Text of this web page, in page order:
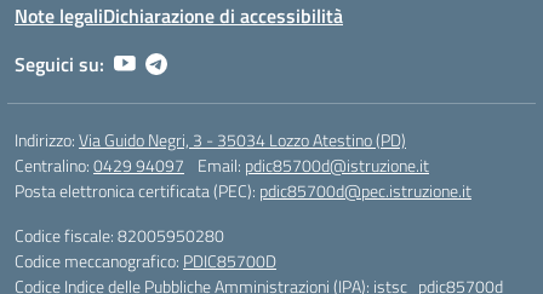
Note legaliDichiarazione di accessibilità
Seguici su:
Indirizzo:Via Guido Negri, 3 - 35034 Lozzo Atestino (PD)
Centralino:0429 94097 Email: pdic85700d@istruzione.it
Posta elettronica certificata (PEC): pdic85700d@pec.istruzione.it
Codice fiscale: 82005950280
Codice meccanografico: PDIC85700D
Codice Indice delle Pubbliche Amministrazioni (IPA): istsc_pdic85700d